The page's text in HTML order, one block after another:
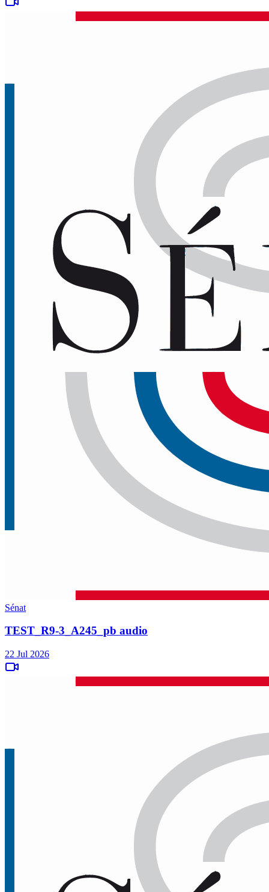
Sénat
TEST_R9-3_A245_pb audio
22 Jul 2026